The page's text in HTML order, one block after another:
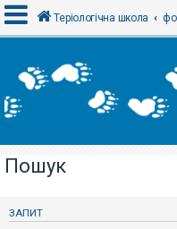
х
і
Р
с
Теріологічна школа
Пошук
ЗАПИТ